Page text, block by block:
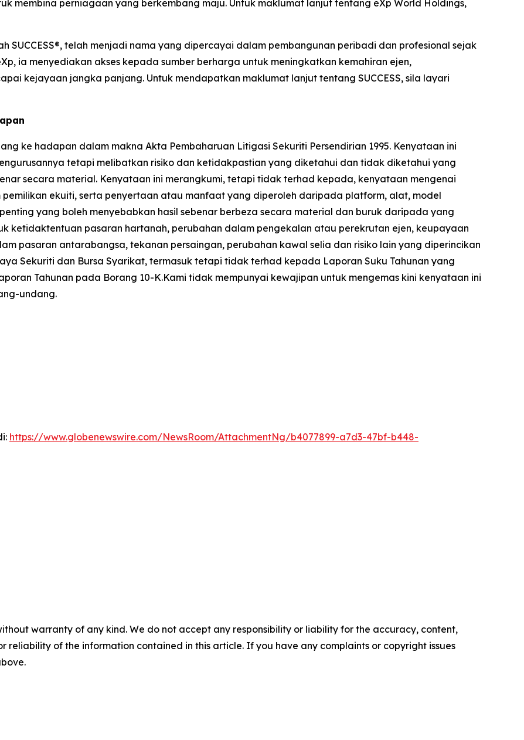
membina perniagaan yang berkembang maju. Untuk maklumat lanjut tentang eXp World Holdings,
SUCCESS®, telah menjadi nama yang dipercayai dalam pembangunan peribadi dan profesional sejak
ia menyediakan akses kepada sumber berharga untuk meningkatkan kemahiran ejen,
kejayaan jangka panjang. Untuk mendapatkan maklumat lanjut tentang SUCCESS, sila layari
ke hadapan dalam makna Akta Pembaharuan Litigasi Sekuriti Persendirian 1995. Kenyataan ini
tetapi melibatkan risiko dan ketidakpastian yang diketahui dan tidak diketahui yang
secara material. Kenyataan ini merangkumi, tetapi tidak terhad kepada, kenyataan mengenai
ekuiti, serta penyertaan atau manfaat yang diperoleh daripada platform, alat, model
yang boleh menyebabkan hasil sebenar berbeza secara material dan buruk daripada yang
ketidaktentuan pasaran hartanah, perubahan dalam pengekalan atau perekrutan ejen, keupayaan
pasaran antarabangsa, tekanan persaingan, perubahan kawal selia dan risiko lain yang diperincikan
Sekuriti dan Bursa Syarikat, termasuk tetapi tidak terhad kepada Laporan Suku Tahunan yang
Tahunan pada Borang 10-K.Kami tidak mempunyai kewajipan untuk mengemas kini kenyataan ini
undang.
https://www.globenewswire.com/NewsRoom/AttachmentNg/b4077899-a7d3-47bf-b448-
warranty of any kind. We do not accept any responsibility or liability for the accuracy, content,
reliability of the information contained in this article. If you have any complaints or copyright issues